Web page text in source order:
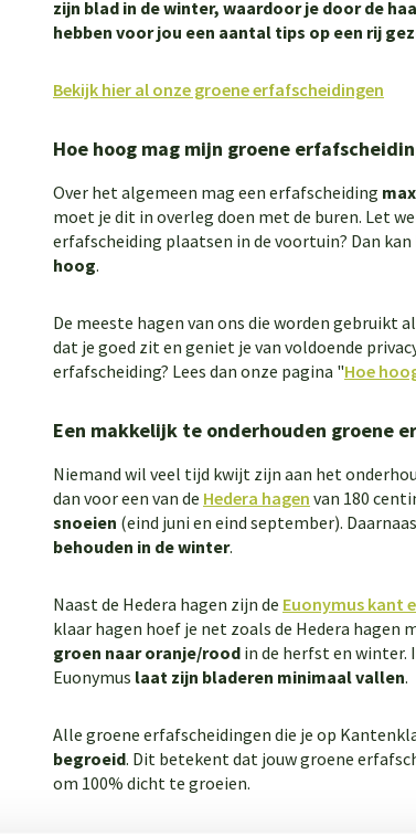
zijn blad in de winter, waardoor je door de
hebben voor jou een aantal tips op een rij
Bekijk hier al onze groene erfafscheidingen
Hoe hoog mag mijn groene
Over het algemeen mag een erfafscheiding
moet je dit in overleg doen met de buren. Let
erfafscheiding plaatsen in de voortuin? Dan
hoog.
De meeste hagen van ons die worden gebruikt
dat je goed zit en geniet je van voldoende
erfafscheiding? Lees dan onze pagina "Hoe
Een makkelijk te onderhouden groene
Niemand wil veel tijd kwijt zijn aan het
dan voor een van de Hedera hagen van 180
snoeien (eind juni en eind september).
behouden in de winter.
Naast de Hedera hagen zijn de Euonymus kant
klaar hagen hoef je net zoals de Hedera hagen
groen naar oranje/rood in de herfst en winter.
Euonymus laat zijn bladeren minimaal vallen.
Alle groene erfafscheidingen die je op
begroeid. Dit betekent dat jouw groene
om 100% dicht te groeien.